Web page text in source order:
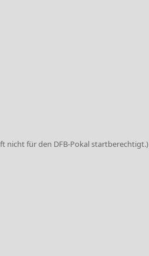
nicht für den DFB-Pokal startberechtigt.)